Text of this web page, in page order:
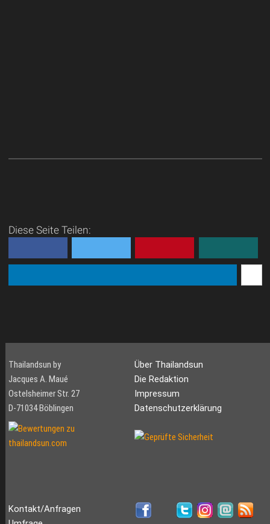
Diese Seite Teilen:
Thailandsun by
Jacques A. Maué
Ostelsheimer Str. 27
D-71034 Böblingen
Über Thailandsun
Die Redaktion
Impressum
Datenschutzerklärung
Kontakt/Anfragen